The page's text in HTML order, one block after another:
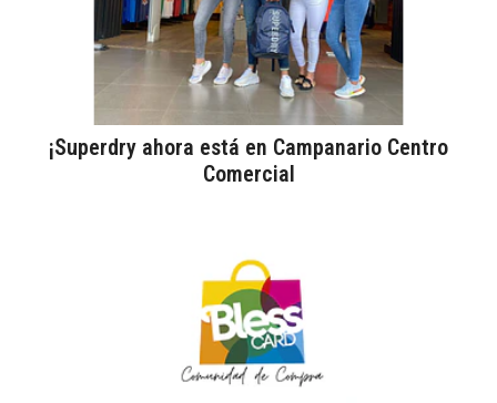
¡Superdry ahora está en Campanario Centro
Comercial